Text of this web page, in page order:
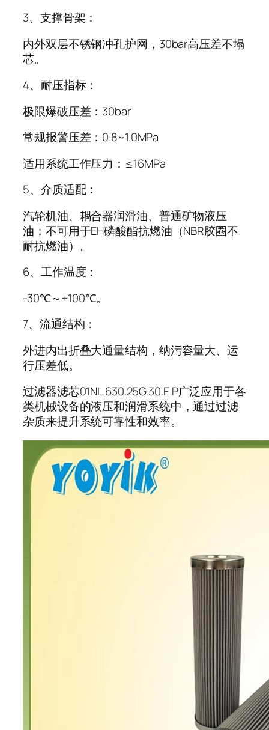
3、支撑骨架：
内外双层不锈钢冲孔护网，30bar高压差不塌
芯。
4、耐压指标：
极限爆破压差：30bar
常规报警压差：0.8~1.0MPa
适用系统工作压力：≤16MPa
5、介质适配：
汽轮机油、耦合器润滑油、普通矿物液压
油；不可用于EH磷酸酯抗燃油（NBR胶圈不
耐抗燃油）。
6、工作温度：
-30℃～+100℃。
7、流通结构：
外进内出折叠大通量结构，纳污容量大、运
行压差低。
过滤器滤芯01NL.630.25G.30.E.P广泛应用于各
类机械设备的液压和润滑系统中，通过过滤
杂质来提升系统可靠性和效率。